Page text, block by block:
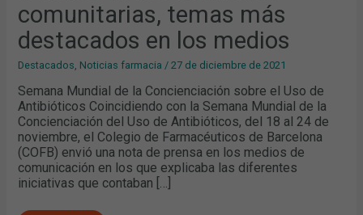
comunitarias, temas más
destacados en los medios
Destacados Noticias farmacia /27 de diciembre de 2021
Semana Mundial de la Concienciación sobre el Uso de
Antibióticos Coincidiendo con la Semana Mundial de la
Concienciación del Uso de Antibióticos, del 18 al 24 de
noviembre, el Colegio de Farmacéuticos de Barcelona
(COFB) envió una nota de prensa en los medios de
comunicación en los que explicaba las diferentes
iniciativas que contaban […]
DE
LAS
FARMACIAS
COMUNITARIAS,
MÁS
EN
LOS
MEDIOS